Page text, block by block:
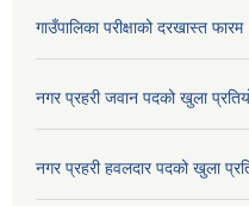
गाउँपालिका परीक्षाको दरखास्त फारम
नगर प्रहरी जवान पदको खुला
नगर प्रहरी हवलदार पदको खुला